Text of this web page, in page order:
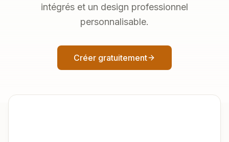
intégrés et un design professionnel
personnalisable.
Créer gratuitement